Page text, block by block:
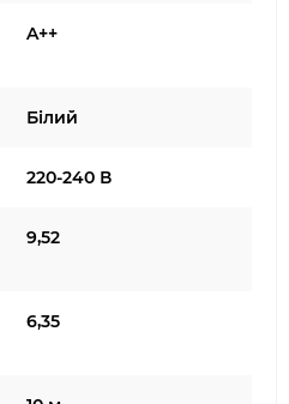
A++
Білий
220-240 В
9,52
6,35